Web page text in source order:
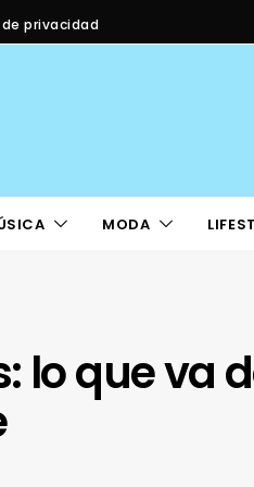
privacidad
MODA
lo que va